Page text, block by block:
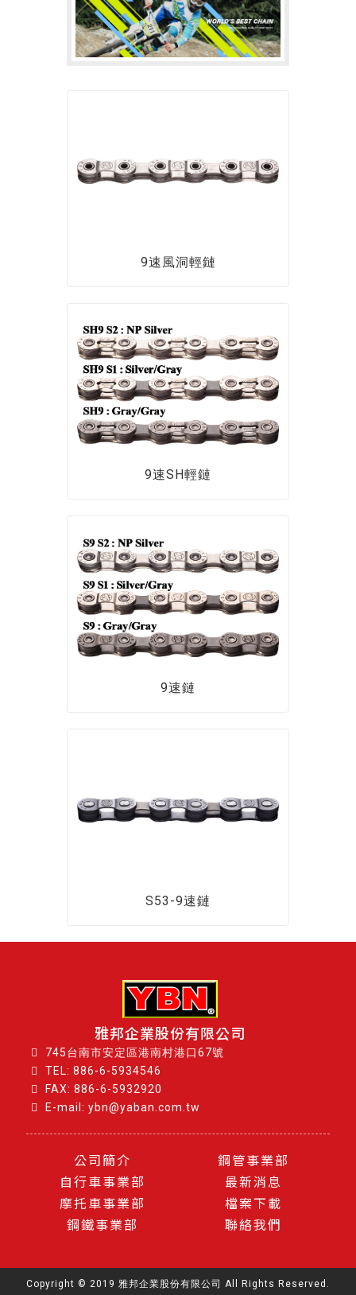
9速風洞輕鏈
9速SH輕鏈
9速鏈
S53-9速鏈
雅邦企業股份有限公司
745台南市安定區港南村港口67號
TEL:886-6-5934546
FAX: 886-6-5932920
E-mail: ybn@yaban.com.tw
公司簡介
自行車事業部
摩托車事業部
鋼鐵事業部
鋼管事業部
最新消息
檔案下載
聯絡我們
Copyright © 2019 雅邦企業股份有限公司 All Rights Reserved.